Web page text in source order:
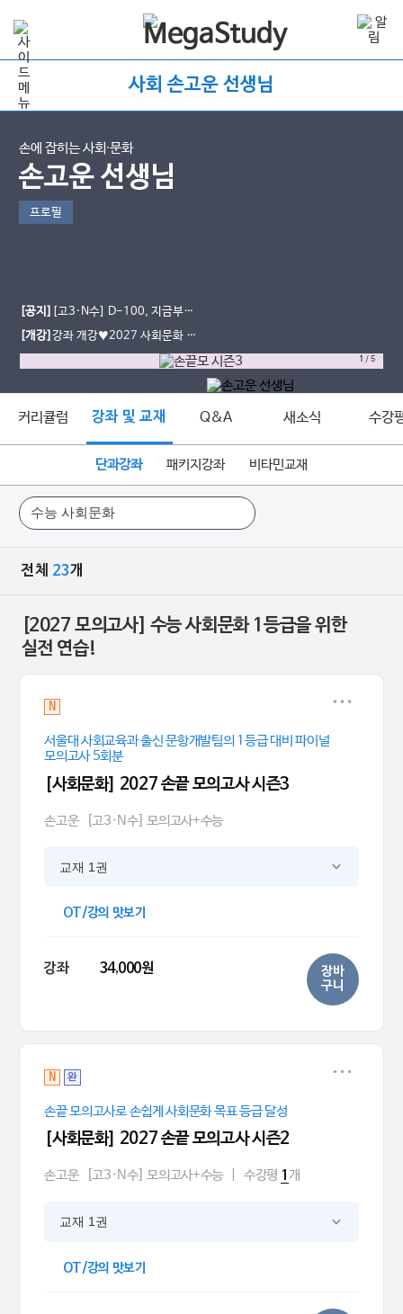
사회 손고운 선생님
손에 잡히는 사회∙문화
손고운 선생님
프로필
[공지] [고3·N수] D-100, 지금부터
가 중요합니다｜9평·수능까지 사회문
화 학습법
[개강]강좌 개강♥2027 사회문화 손
끝 모의고사 시즌3
1 /5
커리큘럼 강좌 및 교재 Q&A 새소식 수강
단과강좌 패키지강좌 비타민교재
전체 23개
[2027 모의고사] 수능 사회문화 1등급을 위한
실전 연습!
N
서울대 사회교육과 출신 문항개발팀의 1등급 대비 파이널
모의고사 5회분
[사회문화] 2027 손끝 모의고사 시즌3
손고운 [고3·N수] 모의고사+수능
교재 1권
OT/강의 맛보기
강좌 34,000원
장바
구니
N 완
손끝 모의고사로 손쉽게 사회문화 목표 등급 달성
[사회문화] 2027 손끝 모의고사 시즌2
손고운 [고3·N수] 모의고사+수능 수강평 1 개
교재 1권
OT/강의 맛보기